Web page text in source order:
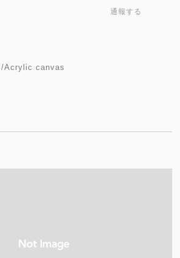
通報する
/Acrylic canvas